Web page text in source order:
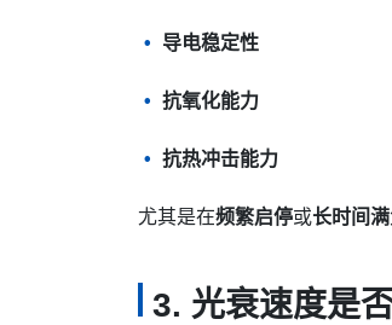
导电稳定性
抗氧化能力
抗热冲击能力
尤其是在频繁启停或长时间
3. 光衰速度是